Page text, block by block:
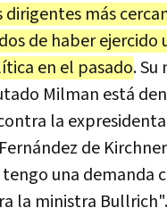
dirigentes más
de haber ejercido
en el pasado. Su
Milman está
la
de
una demanda
la ministra Bullrich".